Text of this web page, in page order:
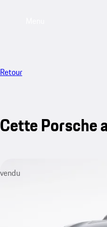
Retour
Cette Porsche
vendu